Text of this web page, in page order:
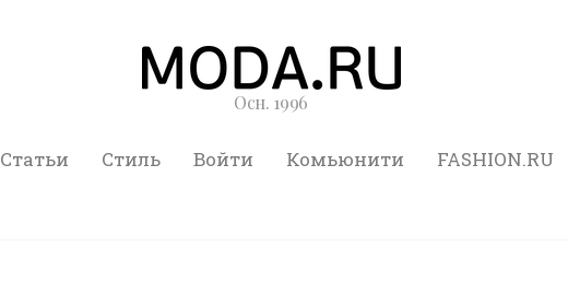
Осн. 1996
Статьи Стиль Войти Комьюнити FASHION.RU